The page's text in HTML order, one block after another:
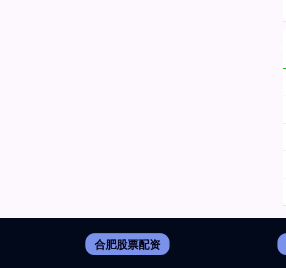
合肥股票配资